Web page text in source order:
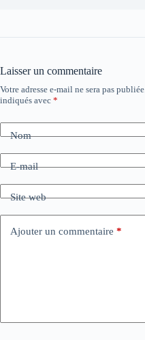
Laisser un commentaire
Votre adresse e-mail ne sera pas publiée.
indiqués avec *
Nom
E-mail
Site web
Ajouter un commentaire *